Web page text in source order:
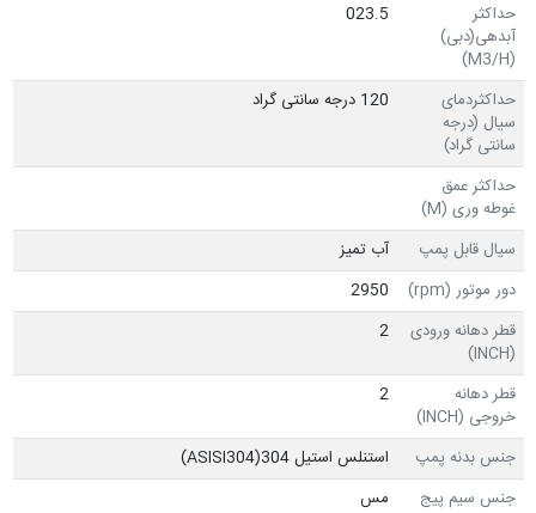
حداکثر
آبدهی(دبی)
(M3/H)
023.5
حداکثردمای
سیال (درجه
سانتی گراد)
120 درجه سانتی گراد
حداکثر عمق
غوطه وری (M)
سیال قابل پمپ
آب تمیز
دور موتور (rpm)
2950
قطر دهانه ورودی
(INCH)
2
قطر دهانه
خروجی (INCH)
2
جنس بدنه پمپ
استنلس استیل ASISI304)304)
جنس سیم پیج
مس